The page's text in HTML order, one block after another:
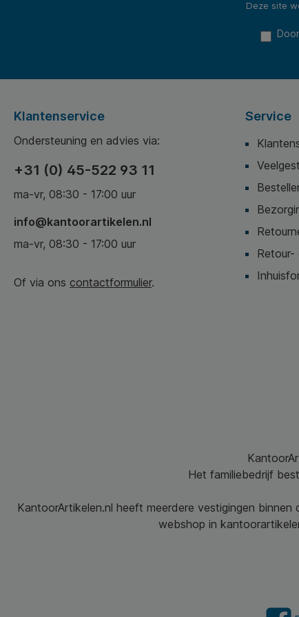
Deze site
Klantenservice
Ondersteuning en advies via:
+31 (0) 45-522 93 11
ma-vr, 08:30 - 17:00 uur
info@kantoorartikelen.nl
ma-vr, 08:30 - 17:00 uur
Of via ons contactformulier.
Service
Retour-
Het familiebedrijf
KantoorArtikelen.nl heeft meerdere vestigingen
webshop in